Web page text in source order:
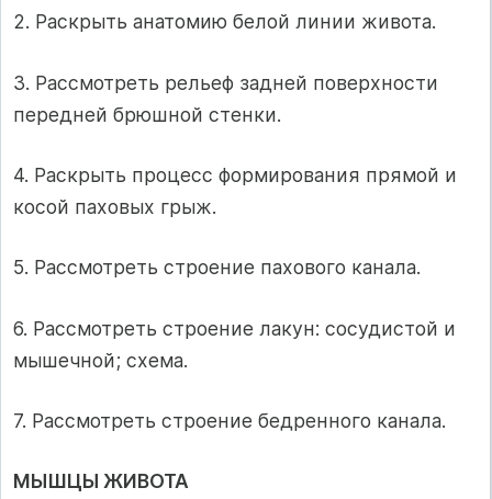
2. Раскрыть анатомию белой линии живота.
3. Рассмотреть рельеф задней поверхности
передней брюшной стенки.
4. Раскрыть процесс формирования прямой и
косой паховых грыж.
5. Рассмотреть строение пахового канала.
6. Рассмотреть строение лакун: сосудистой и
мышечной; схема.
7. Рассмотреть строение бедренного канала.
МЫШЦЫ ЖИВОТА